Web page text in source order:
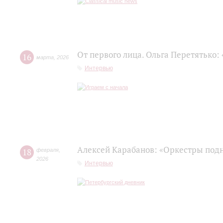
16 марта 2026 От первого лица. Ольга Перетятько:
Интервью
18 февраля
2026
Алексей Карабанов: «Оркестры
Интервью